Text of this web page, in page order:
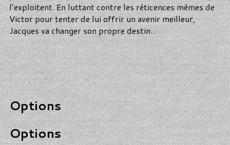
l’exploitent. En luttant contre les réticences mêmes de
Victor pour tenter de lui offrir un avenir meilleur,
Jacques va changer son propre destin...
Options
Options